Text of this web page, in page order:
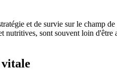
et de survie sur le champ
sont souvent loin